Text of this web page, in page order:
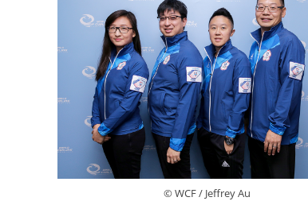
© WCF / Jeffrey Au